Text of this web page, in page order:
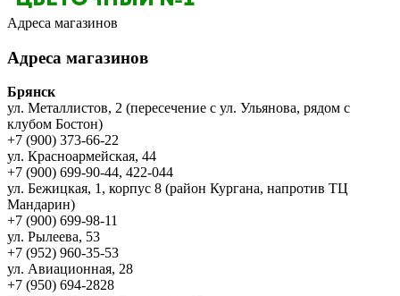
Адреса магазинов
Адреса магазинов
Брянск
ул. Металлистов, 2 (пересечение с ул. Ульянова, рядом с
клубом Бостон)
+7 (900) 373-66-22
ул. Красноармейская, 44
+7 (900) 699-90-44, 422-044
ул. Бежицкая, 1, корпус 8 (район Кургана, напротив ТЦ
Мандарин)
+7 (900) 699-98-11
ул. Рылеева, 53
+7 (952) 960-35-53
ул. Авиационная, 28
+7 (950) 694-2828